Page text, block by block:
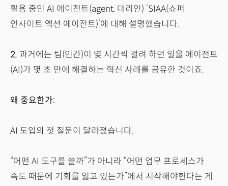
활용 중인 AI 에이전트(agent, 대리인) ‘SIAA(쇼퍼
인사이트 액션 에이전트)’에 대해 설명했습니다.
2. 과거에는 팀(인간)이 몇 시간씩 걸려 하던 일을 에이전트
(AI)가 몇 초 만에 해결하는 혁신 사례를 공유한 것이죠.
왜 중요한가:
AI 도입의 첫 질문이 달라졌습니다.
“어떤 AI 도구를 쓸까”가 아니라 “어떤 업무 프로세스가
속도 때문에 기회를 잃고 있는가”에서 시작해야한다는 게